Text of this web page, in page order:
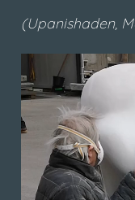
(Upanishaden,